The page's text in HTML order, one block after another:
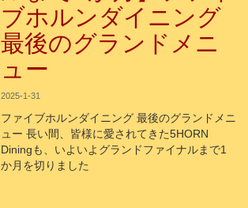
ブホルンダイニング
最後のグランドメニ
ュー
2025-1-31
ファイブホルンダイニング 最後のグランドメニ
ュー 長い間、皆様に愛されてきた5HORN
Diningも、いよいよグランドファイナルまで1
か月を切りました